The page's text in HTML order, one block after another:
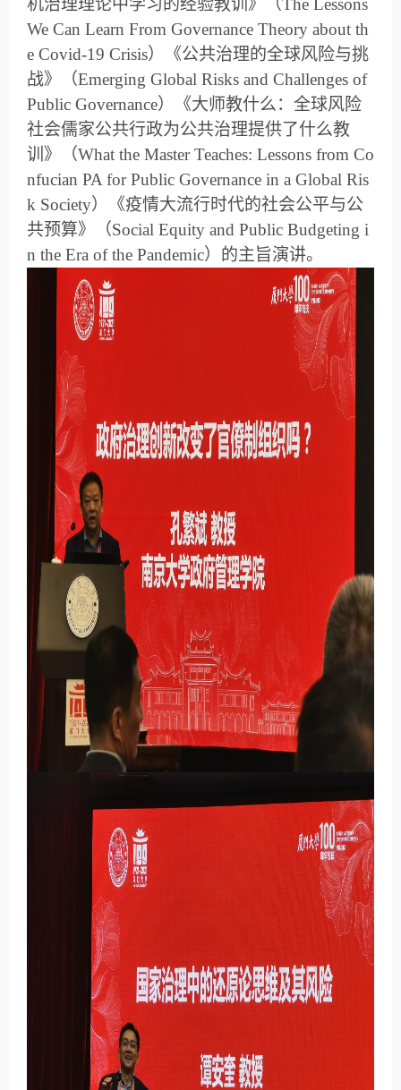
机治理理论中学习的经验教训》（The Lessons
We Can Learn From Governance Theory about th
e Covid-19 Crisis）《公共治理的全球风险与挑
战》（Emerging Global Risks and Challenges of
Public Governance）《大师教什么：全球风险
社会儒家公共行政为公共治理提供了什么教
训》（What the Master Teaches: Lessons from Co
nfucian PA for Public Governance in a Global Ris
k Society）《疫情大流行时代的社会公平与公
共预算》（Social Equity and Public Budgeting i
n the Era of the Pandemic）的主旨演讲。